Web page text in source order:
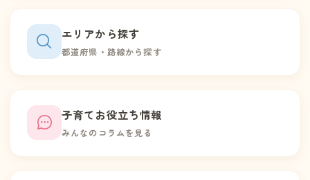
エリアから探す
都道府県・路線から探す
子育てお役立ち情報
みんなのコラムを見る